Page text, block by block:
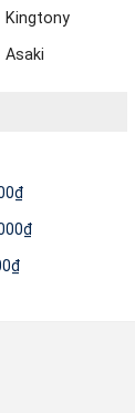
Kingtony
Asaki
₫
₫
₫